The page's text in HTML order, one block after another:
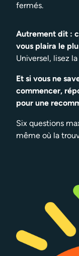
fermés.
Autrement dit :
vous plaira le
Universel, lisez
Et si vous ne
commencer,
pour une
Six questions
même où la